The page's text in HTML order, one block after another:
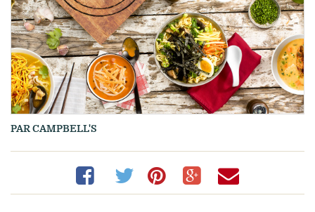
PAR CAMPBELL'S
Partager
(ouvrePartager
(ouvrePartager
(ouvrePartager
(ouvre